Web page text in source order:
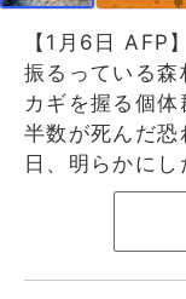
【1月6日 AFP
振るっている
カギを握る個
半数が死んだ
日、明らかにし